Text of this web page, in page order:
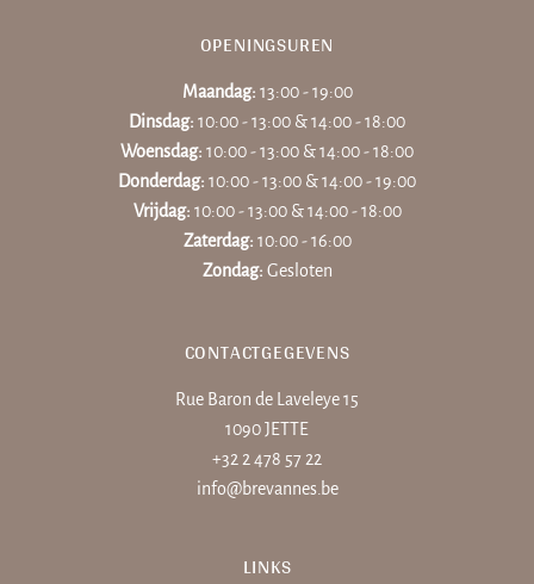
OPENINGSUREN
Maandag: 13:00 - 19:00
Dinsdag: 10:00 - 13:00 & 14:00 - 18:00
Woensdag: 10:00 - 13:00 & 14:00 - 18:00
Donderdag: 10:00 - 13:00 & 14:00 - 19:00
Vrijdag: 10:00 - 13:00 & 14:00 - 18:00
Zaterdag: 10:00 - 16:00
Zondag: Gesloten
CONTACTGEGEVENS
Rue Baron de Laveleye 15
1090 JETTE
+32 2 478 57 22
info@brevannes.be
LINKS